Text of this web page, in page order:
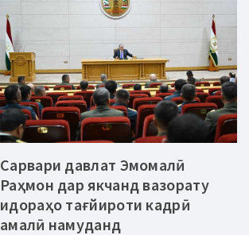
Сарвари давлат Эмомалӣ
Раҳмон дар якчанд вазорату
идораҳо тағйироти кадрӣ
амалӣ намуданд